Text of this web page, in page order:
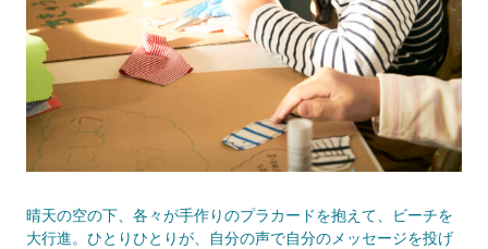
晴天の空の下、各々が手作りのプラカードを抱えて、ビーチを
大行進。ひとりひとりが、自分の声で自分のメッセージを投げ